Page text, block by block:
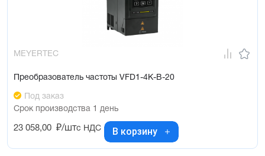
MEYERTEC
Преобразователь частоты VFD1-4K-B-20
Под заказ
Срок производства 1 день
23 058,00 ₽/штс НДС В корзину